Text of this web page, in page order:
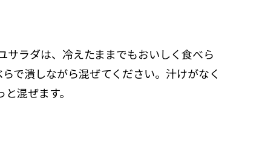
ラダは、冷えたままでもおいしく食べら
で潰しながら混ぜてください。汁けがなく
混ぜます。